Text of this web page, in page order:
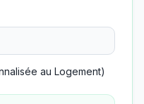
au Logement)